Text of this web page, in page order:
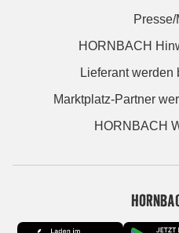
HORNBACH
Lieferant werden
Marktplatz-Partner
HORNBACH